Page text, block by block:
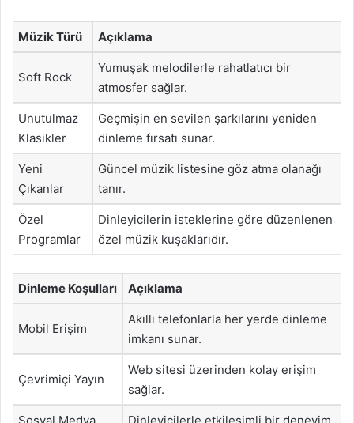
Müzik Türü Açıklama
Soft Rock
Yumuşak melodilerle rahatlatıcı bir
atmosfer sağlar.
Unutulmaz
Klasikler
Geçmişin en sevilen şarkılarını yeniden
dinleme fırsatı sunar.
Yeni
Çıkanlar
Güncel müzik listesine göz atma olanağı
tanır.
Özel
Programlar
Dinleyicilerin isteklerine göre düzenlenen
özel müzik kuşaklarıdır.
Dinleme Koşulları Açıklama
Mobil Erişim
Akıllı telefonlarla her yerde dinleme
imkanı sunar.
Çevrimiçi Yayın
Web sitesi üzerinden kolay erişim
sağlar.
Sosyal Medya
Dinleyicilerle etkileşimli bir deneyim